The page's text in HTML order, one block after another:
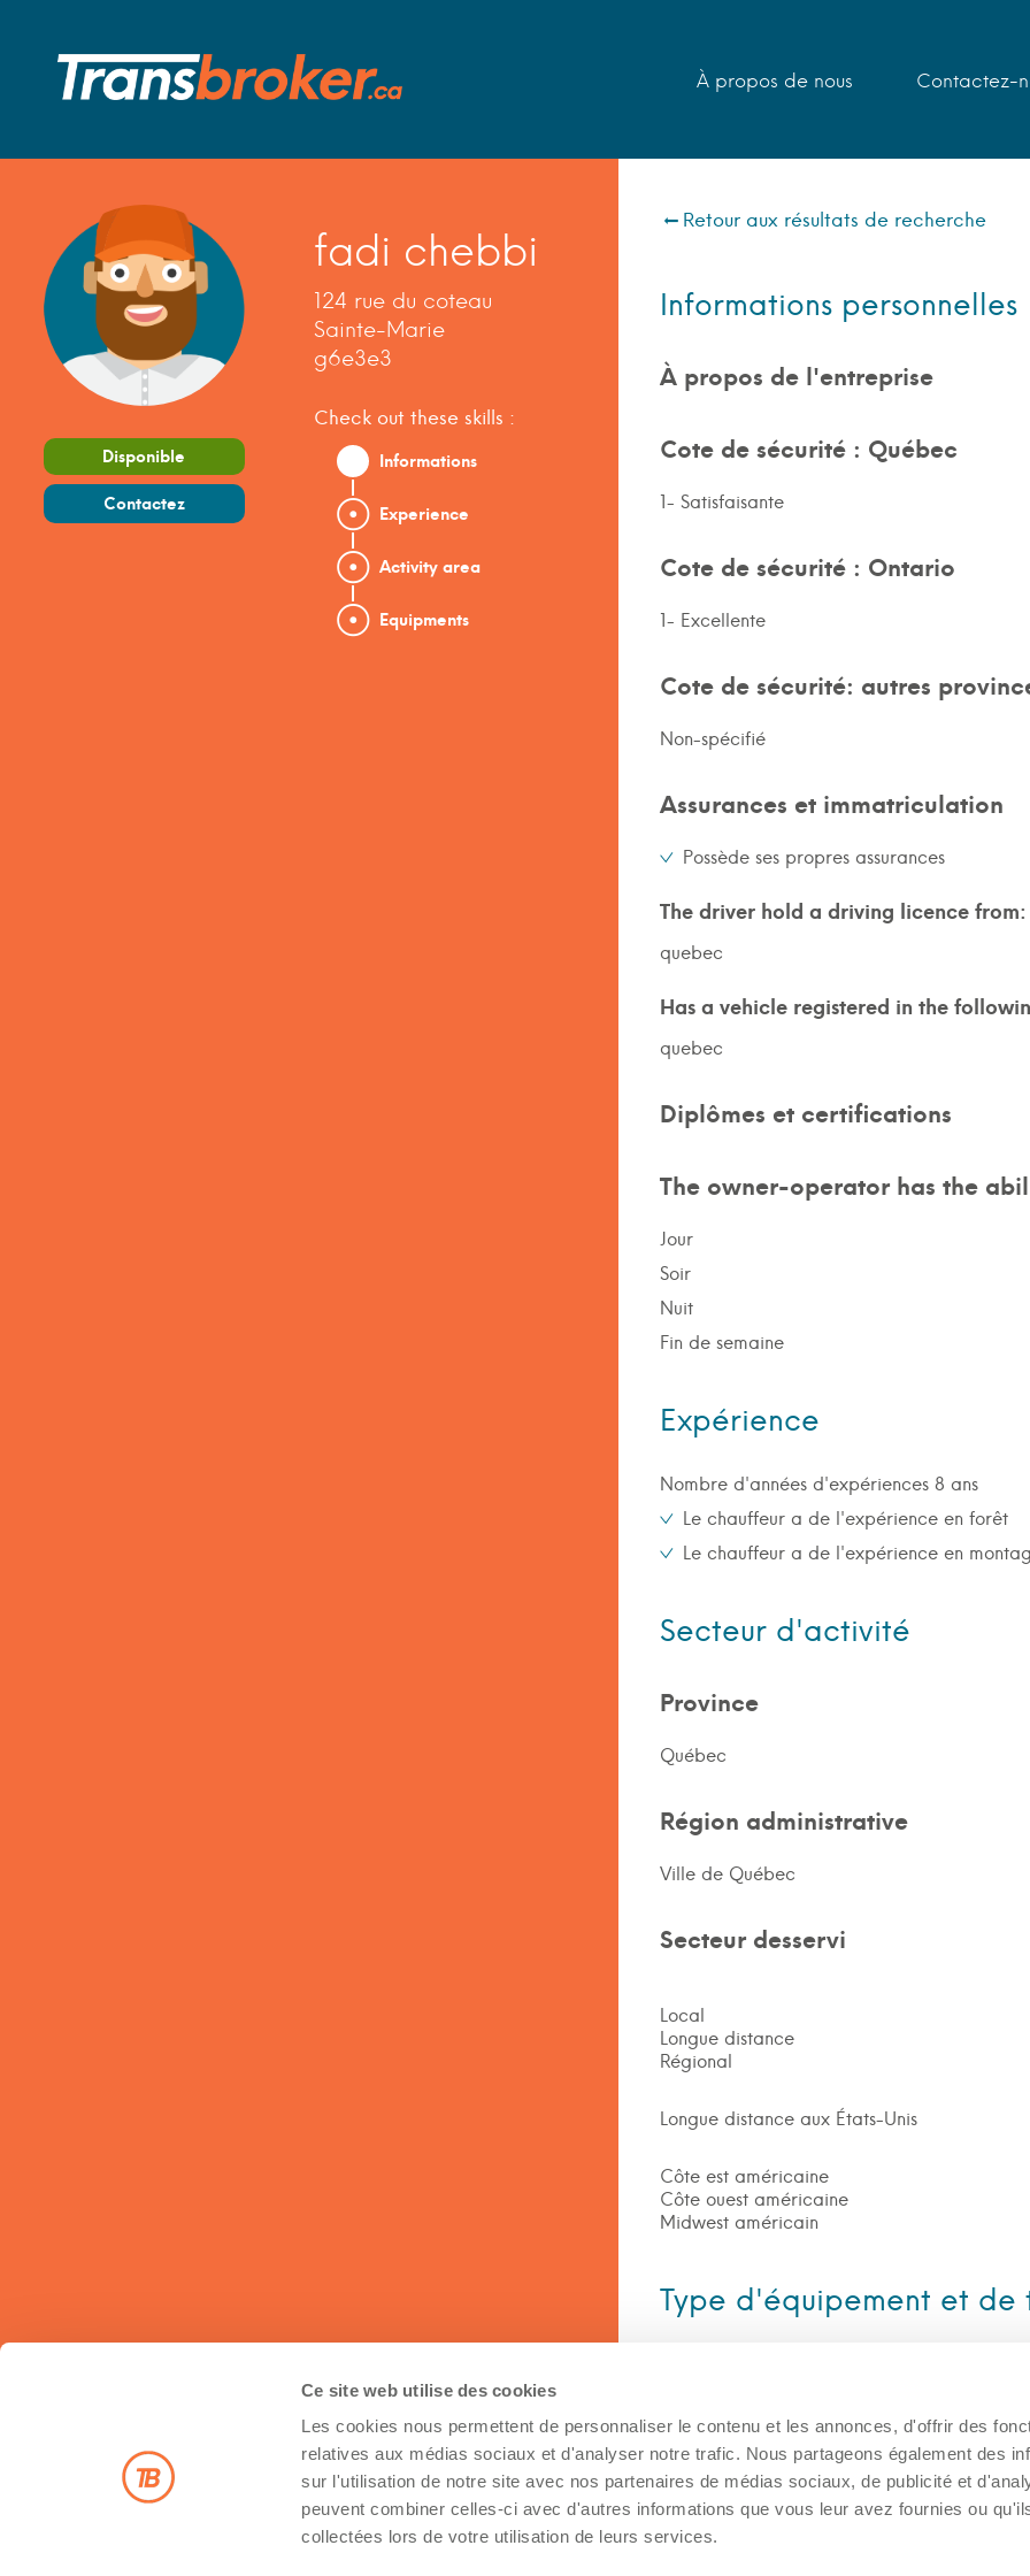
Ce site web utilise des cookies
Les cookies nous permettent de personnaliser le contenu et les annonces, d'offrir des
relatives aux médias sociaux et d'analyser notre trafic. Nous partageons également des
sur l'utilisation de notre site avec nos partenaires de médias sociaux, de publicité et
peuvent combiner celles-ci avec d'autres informations que vous leur avez fournies ou
collectées lors de votre utilisation de leurs services.
À propos de nous Contactez-
Disponible
Contactez
fadi chebbi
124 rue du coteau
Sainte-Marie
g6e3e3
Check out these skills :
Informations
Experience
Activity area
Equipments
Retour aux résultats de recherche
Informations personnelles
À propos de l'entreprise
Cote de sécurité : Québec
1- Satisfaisante
Cote de sécurité : Ontario
1- Excellente
Cote de sécurité: autres
Non-spécifié
Assurances et immatriculation
Possède ses propres assurances
The driver hold a driving licence from:
quebec
Has a vehicle registered in the
quebec
Diplômes et certifications
The owner-operator has the
Jour
Soir
Nuit
Fin de semaine
Expérience
Nombre d'années d'expériences 8 ans
Le chauffeur a de l'expérience en forêt
Le chauffeur a de l'expérience en
Secteur d'activité
Province
Québec
Région administrative
Ville de Québec
Secteur desservi
Local
Longue distance
Régional
Longue distance aux États-Unis
Côte est américaine
Côte ouest américaine
Midwest américain
Type d'équipement et de
Pickup remorque
Type de transport
Camion/Remorque fermée
Inscrivez-vous à notre infolettre